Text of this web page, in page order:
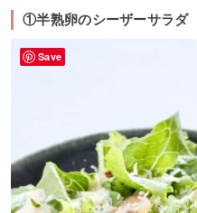
①半熟卵のシーザーサラダ
Save